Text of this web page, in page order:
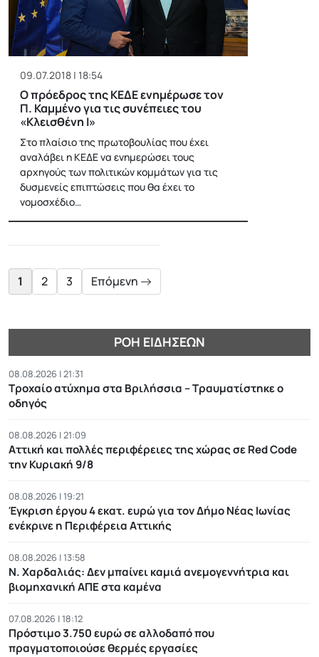
09.07.2018 | 18:54
Ο πρόεδρος της ΚΕΔΕ ενημέρωσε τον
Π. Καμμένο για τις συνέπειες του
«Κλεισθένη Ι»
Στο πλαίσιο της πρωτοβουλίας που έχει
αναλάβει η ΚΕΔΕ να ενημερώσει τους
αρχηγούς των πολιτικών κομμάτων για τις
δυσμενείς επιπτώσεις που θα έχει το
νομοσχέδιο…
1 2 3 Επόμενη
ΡΟΉ ΕΙΔΉΣΕΩΝ
08.08.2026 | 21:31
Τροχαίο ατύχημα στα Βριλήσσια – Τραυματίστηκε ο
οδηγός
08.08.2026 | 21:09
Αττική και πολλές περιφέρειες της χώρας σε Red Code
την Κυριακή 9/8
08.08.2026 | 19:21
Έγκριση έργου 4 εκατ. ευρώ για τον Δήμο Νέας Ιωνίας
ενέκρινε η Περιφέρεια Αττικής
08.08.2026 | 13:58
Ν. Χαρδαλιάς: Δεν μπαίνει καμιά ανεμογεννήτρια και
βιομηχανική ΑΠΕ στα καμένα
07.08.2026 | 18:12
Πρόστιμο 3.750 ευρώ σε αλλοδαπό που
πραγματοποιούσε θερμές εργασίες